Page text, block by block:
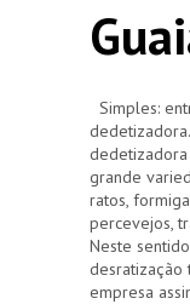
Simples:
grande
ratos,
percevejos,
Neste
desratização
empresa